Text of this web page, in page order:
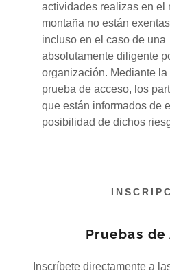
actividades realizas en el
montaña no están
incluso en el caso de
absolutamente diligente
organización. Mediante
prueba de acceso, los
que están informados de
posibilidad de dichos
Pruebas de
Inscríbete directamente a